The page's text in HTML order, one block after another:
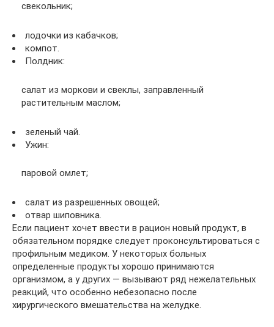
свекольник;
лодочки из кабачков;
компот.
Полдник:
салат из моркови и свеклы, заправленный
растительным маслом;
зеленый чай.
Ужин:
паровой омлет;
салат из разрешенных овощей;
отвар шиповника.
Если пациент хочет ввести в рацион новый продукт, в
обязательном порядке следует проконсультироваться с
профильным медиком. У некоторых больных
определенные продукты хорошо принимаются
организмом, а у других — вызывают ряд нежелательных
реакций, что особенно небезопасно после
хирургического вмешательства на желудке.